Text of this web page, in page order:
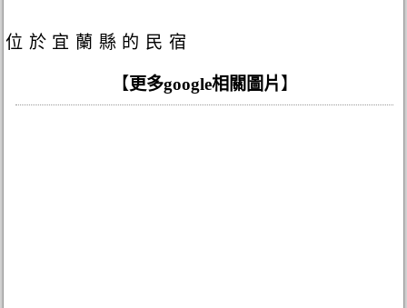
位於宜蘭縣的民宿
【更多google相關圖片】